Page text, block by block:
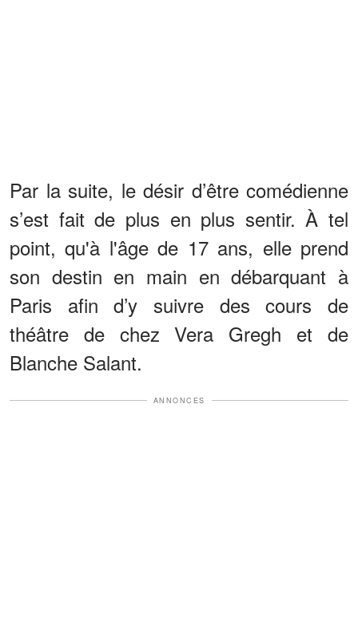
Par la suite, le désir d’être comédienne
s’est fait de plus en plus sentir. À tel
point, qu'à l'âge de 17 ans, elle prend
son destin en main en débarquant à
Paris afin d’y suivre des cours de
théâtre de chez Vera Gregh et de
Blanche Salant.
ANNONCES